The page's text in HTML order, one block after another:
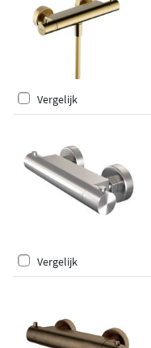
Vergelijk
Vergelijk